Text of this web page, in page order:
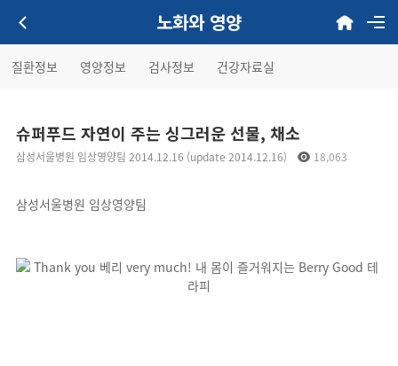
노화와 영양
질환정보 영양정보 검사정보 건강자료실
슈퍼푸드 자연이 주는 싱그러운 선물, 채소
삼성서울병원 임상영양팀 2014.12.16 (update 2014.12.16) 18,063
삼성서울병원 임상영양팀